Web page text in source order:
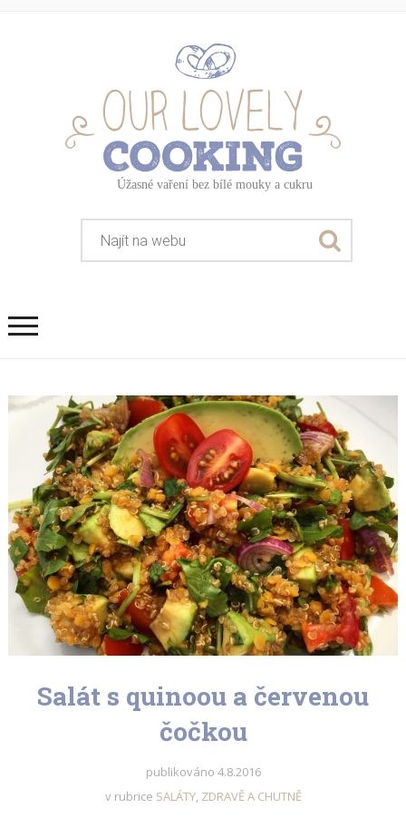
Salát s quinoou a červenou
čočkou
publikováno 4.8.2016
v rubrice SALÁTY, ZDRAVĚ A CHUTNĚ